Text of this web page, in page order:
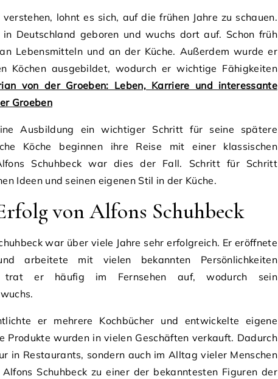
lohnt es sich, auf die frühen Jahre zu schauen.
Deutschland geboren und wuchs dort auf. Schon früh
Lebensmitteln und an der Küche. Außerdem wurde er
Köchen ausgebildet, wodurch er wichtige Fähigkeiten
von der Groeben: Leben, Karriere und interessante
Groeben
Ausbildung ein wichtiger Schritt für seine spätere
Köche beginnen ihre Reise mit einer klassischen
Schuhbeck war dies der Fall. Schritt für Schritt
Ideen und seinen eigenen Stil in der Küche.
von Alfons Schuhbeck
war über viele Jahre sehr erfolgreich. Er eröffnete
arbeitete mit vielen bekannten Persönlichkeiten
trat er häufig im Fernsehen auf, wodurch sein
er mehrere Kochbücher und entwickelte eigene
Produkte wurden in vielen Geschäften verkauft. Dadurch
in Restaurants, sondern auch im Alltag vieler Menschen
Schuhbeck zu einer der bekanntesten Figuren der